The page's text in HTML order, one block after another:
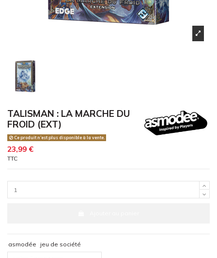
TALISMAN : LA MARCHE DU
FROID (EXT)
Ce produit n’est plus disponible à la vente.
23,99 €
TTC
asmodée jeu de société